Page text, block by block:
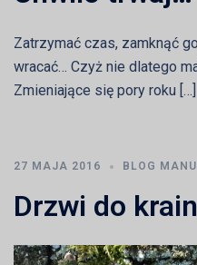
Zatrzymać czas, zamknąć
wracać… Czyż nie dlatego
Zmieniające się pory roku […]
27 MAJA 2016 BLOG
Drzwi do